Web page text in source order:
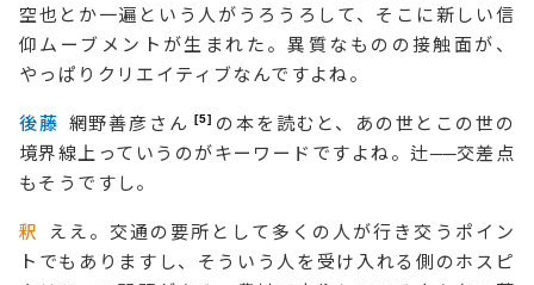
空也とか一遍という人がうろうろして、そこに新しい信
仰ムーブメントが生まれた。異質なものの接触面が、
やっぱりクリエイティブなんですよね。
後藤 網野善彦さん 5
の本を読むと、あの世とこの世の
境界線上っていうのがキーワードですよね。辻──交差点
もそうですし。
釈
ええ。交通の要所として多くの人が行き交うポイン
トでもありますし、そういう人を受け入れる側のホスピ